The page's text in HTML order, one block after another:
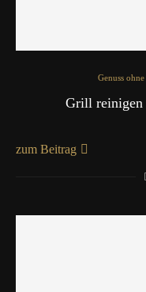
Genuss ohne
Grill reinigen
zum Beitrag